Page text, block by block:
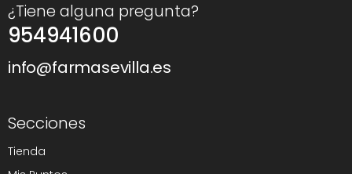
¿Tiene alguna pregunta?
954941600
info@farmasevilla.es
Secciones
Tienda